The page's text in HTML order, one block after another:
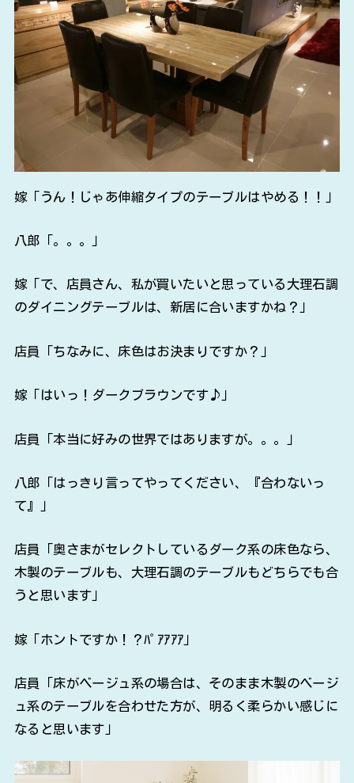
嫁「うん！じゃあ伸縮タイプのテーブルはやめる！！」
八郎「。。。」
嫁「で、店員さん、私が買いたいと思っている大理石調
のダイニングテーブルは、新居に合いますかね？」
店員「ちなみに、床色はお決まりですか？」
嫁「はいっ！ダークブラウンです♪」
店員「本当に好みの世界ではありますが。。。」
八郎「はっきり言ってやってください、『合わないっ
て』」
店員「奥さまがセレクトしているダーク系の床色なら、
木製のテーブルも、大理石調のテーブルもどちらでも合
うと思います」
嫁「ホントですか！？ﾊﾟｱｱｱｱ」
店員「床がベージュ系の場合は、そのまま木製のベージ
ュ系のテーブルを合わせた方が、明るく柔らかい感じに
なると思います」